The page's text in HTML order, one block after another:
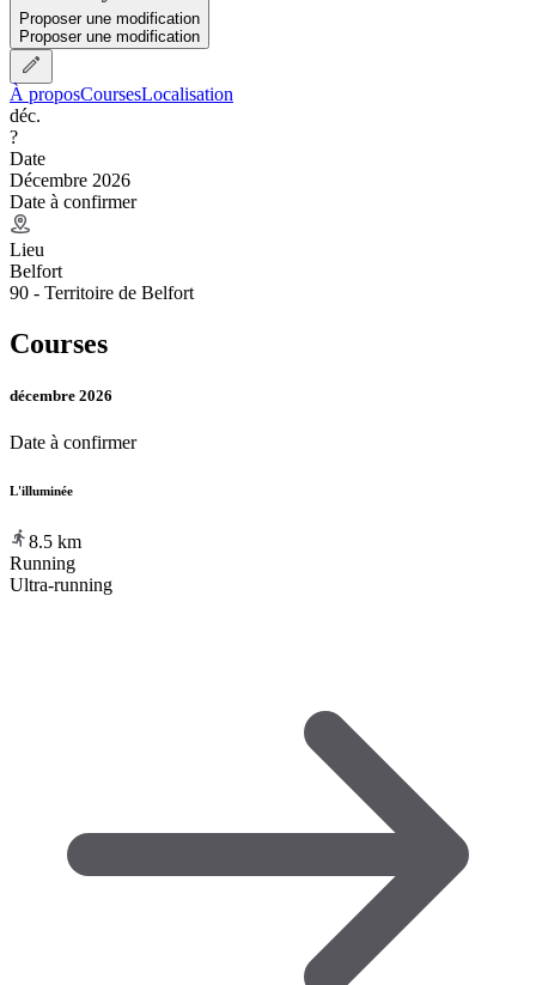
Proposer une modification
Proposer une modification
À proposCoursesLocalisation
déc.
?
Date
Décembre 2026
Date à confirmer
Lieu
Belfort
90 - Territoire de Belfort
Courses
décembre 2026
Date à confirmer
L'illuminée
8.5 km
Running
Ultra-running